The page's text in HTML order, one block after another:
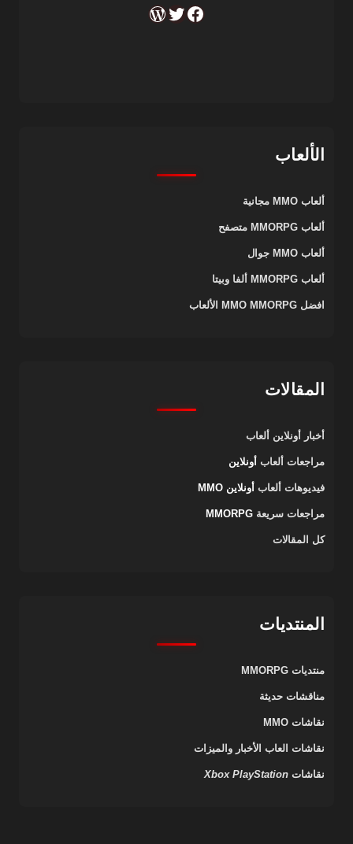
Facebook
X
RSS
الألعاب
ألعاب MMO مجانية
ألعاب MMORPG متصفح
ألعاب MMO جوال
ألعاب MMORPG ألفا وبيتا
افضل MMO MMORPG الألعاب
المقالات
أخبار أونلاين ألعاب
مراجعات ألعاب أونلاين
فيديوهات ألعاب أونلاين MMO
مراجعات سريعة
كل المقالات
المنتديات
منتديات MMORPG
مناقشات حديثة
نقاشات MMO
نقاشات العاب الأخبار والميزات
نقاشات Xbox PlayStation